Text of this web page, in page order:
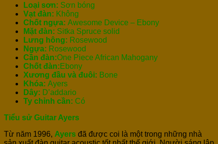
Loại sơn: Sơn bóng
Vạt đàn: Không
Chốt ngựa: Awesome Device – Ebony
Mặt đàn: Sitka Spruce solid
Lưng hông: Rosewood
Ngựa: Rosewood
Cần đàn:One Piece African Mahogany
Chốt đàn:Ebony
Xương đầu và đuôi: Bone
Khóa: Ayers
Dây: D’addario
Ty chỉnh cần: Có
Tiểu sử Guitar Ayers
Từ năm 1996, Ayers đã được coi là một trong những nhà